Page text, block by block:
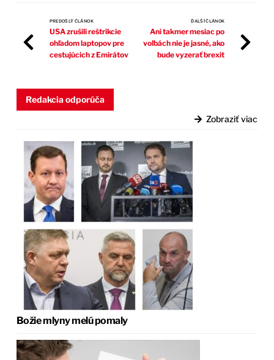
PREDOŠLÝ ČLÁNOK
USA zrušili reštrikcie
ohľadom laptopov pre
cestujúcich z Emirátov
ĎALŠÍ ČLÁNOK
Ani takmer mesiac po
voľbách nie je jasné, ako
bude vyzerať brexit
Redakcia odporúča
Zobraziť viac
Božie mlyny melú pomaly